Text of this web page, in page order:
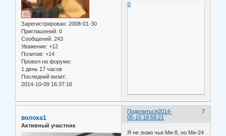
Зарегистрирован: 2008-01-30
Приглашений: 0
Сообщений: 243
Уважение: +12
Позитив: +14
Провел на форуме:
1 день 17 часов
Последний визит:
2014-10-09 16:37:16
0
Поделиться 7
2014-
05-10 19:58:21
волоха1
Активный участник
Я не знаю чьи Ми-8, но Ми-24